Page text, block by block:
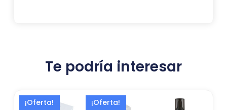
Te podría interesar
¡Oferta!El
¡Oferta!